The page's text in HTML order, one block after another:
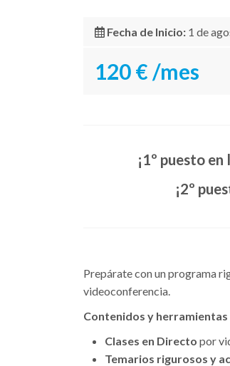
Fecha de Inicio: 1 de
120 €/mes
¡1º puesto
¡2º
Prepárate con un programa
videoconferencia.
Contenidos y
Clases en Directo por
Temarios rigurosos y